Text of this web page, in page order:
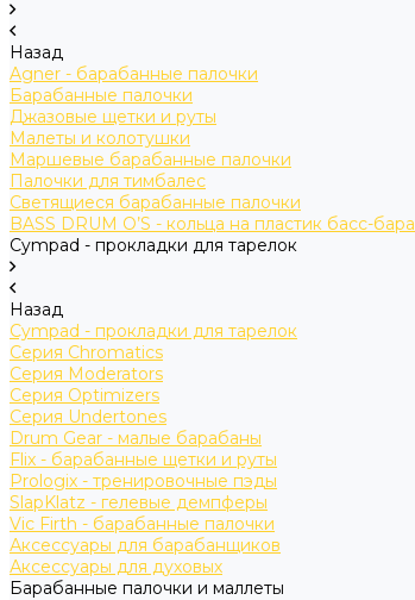
Назад
Agner - барабанные палочки
Барабанные палочки
Джазовые щетки и руты
Малеты и колотушки
Маршевые барабанные палочки
Палочки для тимбалес
Светящиеся барабанные палочки
BASS DRUM O’S - кольца на пластик басс-
Cympad - прокладки для тарелок
Назад
Cympad - прокладки для тарелок
Серия Chromatics
Серия Moderators
Серия Optimizers
Серия Undertones
Drum Gear - малые барабаны
Flix - барабанные щетки и руты
Prologix - тренировочные пэды
SlapKlatz - гелевые демпферы
Vic Firth - барабанные палочки
Аксессуары для барабанщиков
Аксессуары для духовых
Барабанные палочки и маллеты